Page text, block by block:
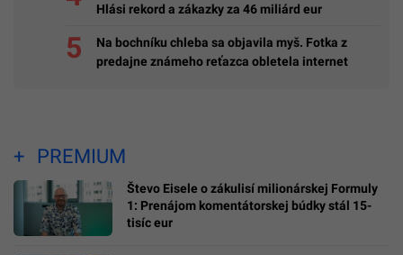
Hlási rekord a zákazky za 46 miliárd eur
Na bochníku chleba sa objavila myš. Fotka z
predajne známeho reťazca obletela internet
PREMIUM
Števo Eisele o zákulisí milionárskej Formuly
1: Prenájom komentátorskej búdky stál 15-
tisíc eur